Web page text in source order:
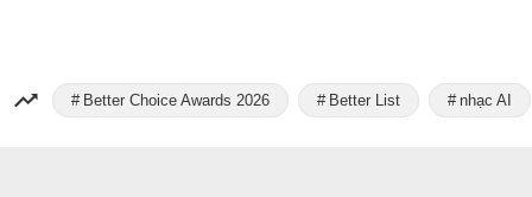
Better Choice Awards 2026 Better List nhạc AI